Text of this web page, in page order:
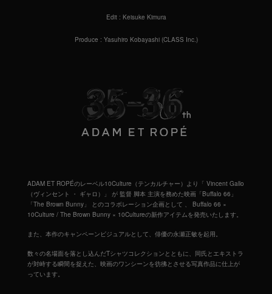
Edit : Keisuke Kimura
Produce : Yasuhiro Kobayashi (CLASS Inc.)
ADAM ET ROPÉのレーベル10Culture（テンカルチャー）より「 Vincent Gallo
（ヴィンセント ・ ギャロ）」 が 監督 脚本 主演を務めた映画「Buffalo 66」
「The Brown Bunny」 とのコラボレーション企画として 、 Buffalo 66 ×
10Culture / The Brown Bunny × 10Cultureの新作アイテムを発売いたします。
また、本作のキャンペーンビジュアルとして、俳優の永瀬正敏を起用。
数々の名場面を落とし込んだTシャツコレクションとともに、同氏とエキストラ
が対峙する瞬間を捉えた、映画のワンシーンを彷彿とさせる写真作品に仕上が
っています。